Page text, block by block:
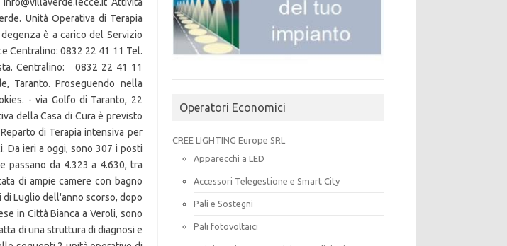
Operatori Economici
CREE LIGHTING Europe SRL
Apparecchi a LED
Accessori Telegestione e Smart City
Pali e Sostegni
Pali fotovoltaici